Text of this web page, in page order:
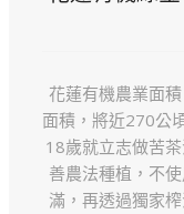
花蓮有機農業面
面積，將近270公
18歲就立志做苦
善農法種植，不
滿，再透過獨家